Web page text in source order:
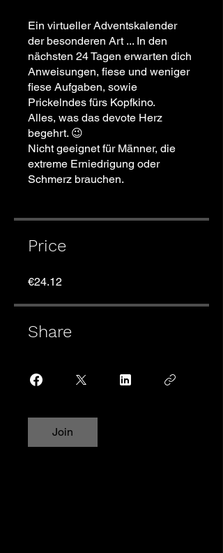
Ein virtueller Adventskalender
der besonderen Art ... In den
nächsten 24 Tagen erwarten dich
Anweisungen, fiese und weniger
fiese Aufgaben, sowie
Prickelndes fürs Kopfkino.
Alles, was das devote Herz
begehrt. 😉
Nicht geeignet für Männer, die
extreme Erniedrigung oder
Schmerz brauchen.
Price
€24.12
Share
Join